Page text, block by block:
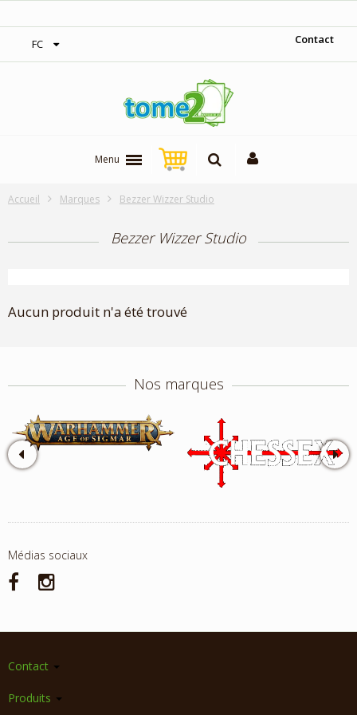
FC Contact
Menu
Accueil Marques Bezzer Wizzer Studio
Bezzer Wizzer Studio
Aucun produit n'a été trouvé
Nos marques
Médias sociaux
Contact
Produits